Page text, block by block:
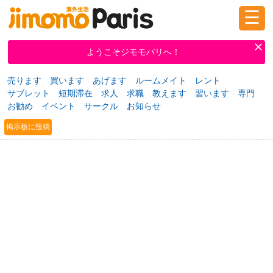
ログイン 新規登録
掲示板 タウン情報 教えて！
ニュース イベント 求人
☰
ようこそジモモパリへ！
売ります 買います あげます ルームメイト
レント
サブレット
短期滞在 求人 求職 教えます 習います
専門
お勧め
イベント サークル お知らせ
掲示板に投稿